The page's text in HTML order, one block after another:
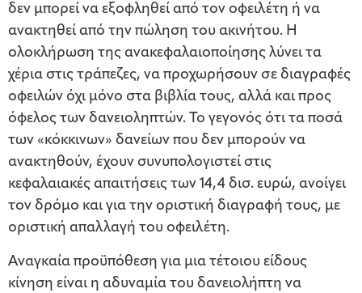
δεν μπορεί να εξοφληθεί από τον οφειλέτη ή να
ανακτηθεί από την πώληση του ακινήτου. Η
ολοκλήρωση της ανακεφαλαιοποίησης λύνει τα
χέρια στις τράπεζες, να προχωρήσουν σε διαγραφές
οφειλών όχι μόνο στα βιβλία τους, αλλά και προς
όφελος των δανειοληπτών. Το γεγονός ότι τα ποσά
των «κόκκινων» δανείων που δεν μπορούν να
ανακτηθούν, έχουν συνυπολογιστεί στις
κεφαλαιακές απαιτήσεις των 14,4 δισ. ευρώ, ανοίγει
τον δρόμο και για την οριστική διαγραφή τους, με
οριστική απαλλαγή του οφειλέτη.
Αναγκαία προϋπόθεση για μια τέτοιου είδους
κίνηση είναι η αδυναμία του δανειολήπτη να